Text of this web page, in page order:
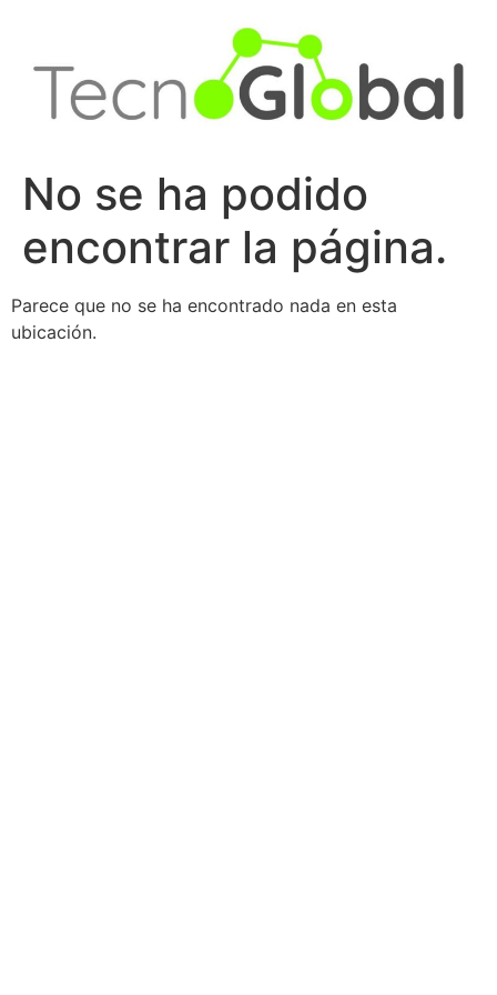
contenido
No se ha podido
encontrar la página.
Parece que no se ha encontrado nada en esta
ubicación.